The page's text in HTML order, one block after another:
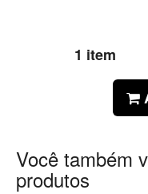
1 item
Você também
produtos